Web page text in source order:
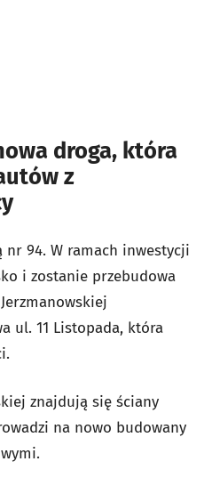
droga, która
z
nr 94. W ramach inwestycji
i zostanie przebudowa
ul. 11 Listopada, która
znajdują się ściany
na nowo budowany